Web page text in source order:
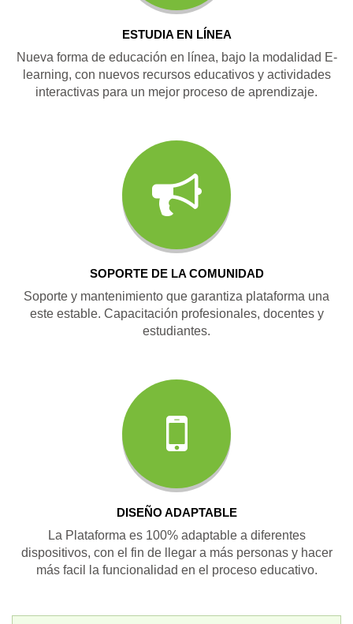
ESTUDIA EN LÍNEA
Nueva forma de educación en línea, bajo la modalidad E-
learning, con nuevos recursos educativos y actividades
interactivas para un mejor proceso de aprendizaje.
SOPORTE DE LA COMUNIDAD
Soporte y mantenimiento que garantiza plataforma una
este estable. Capacitación profesionales, docentes y
estudiantes.
DISEÑO ADAPTABLE
La Plataforma es 100% adaptable a diferentes
dispositivos, con el fin de llegar a más personas y hacer
más facil la funcionalidad en el proceso educativo.